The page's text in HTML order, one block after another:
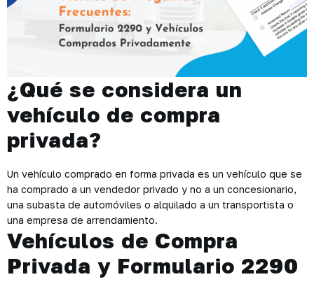
¿Qué se considera un
vehículo de compra
privada?
Un vehículo comprado en forma privada es un vehículo que se
ha comprado a un vendedor privado y no a un concesionario,
una subasta de automóviles o alquilado a un transportista o
una empresa de arrendamiento.
Vehículos de Compra
Privada y Formulario 2290